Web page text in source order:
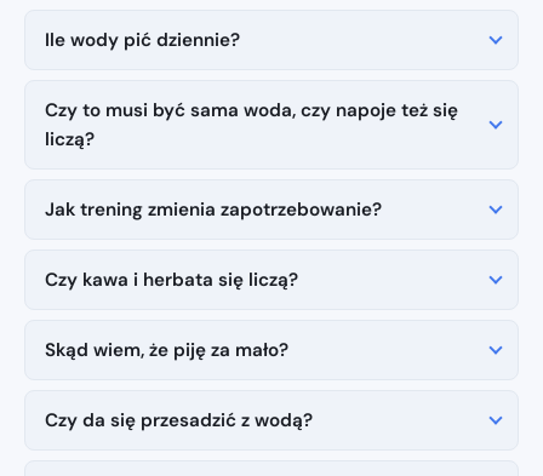
Ile wody pić dziennie?
Czy to musi być sama woda, czy napoje też się
liczą?
Jak trening zmienia zapotrzebowanie?
Czy kawa i herbata się liczą?
Skąd wiem, że piję za mało?
Czy da się przesadzić z wodą?